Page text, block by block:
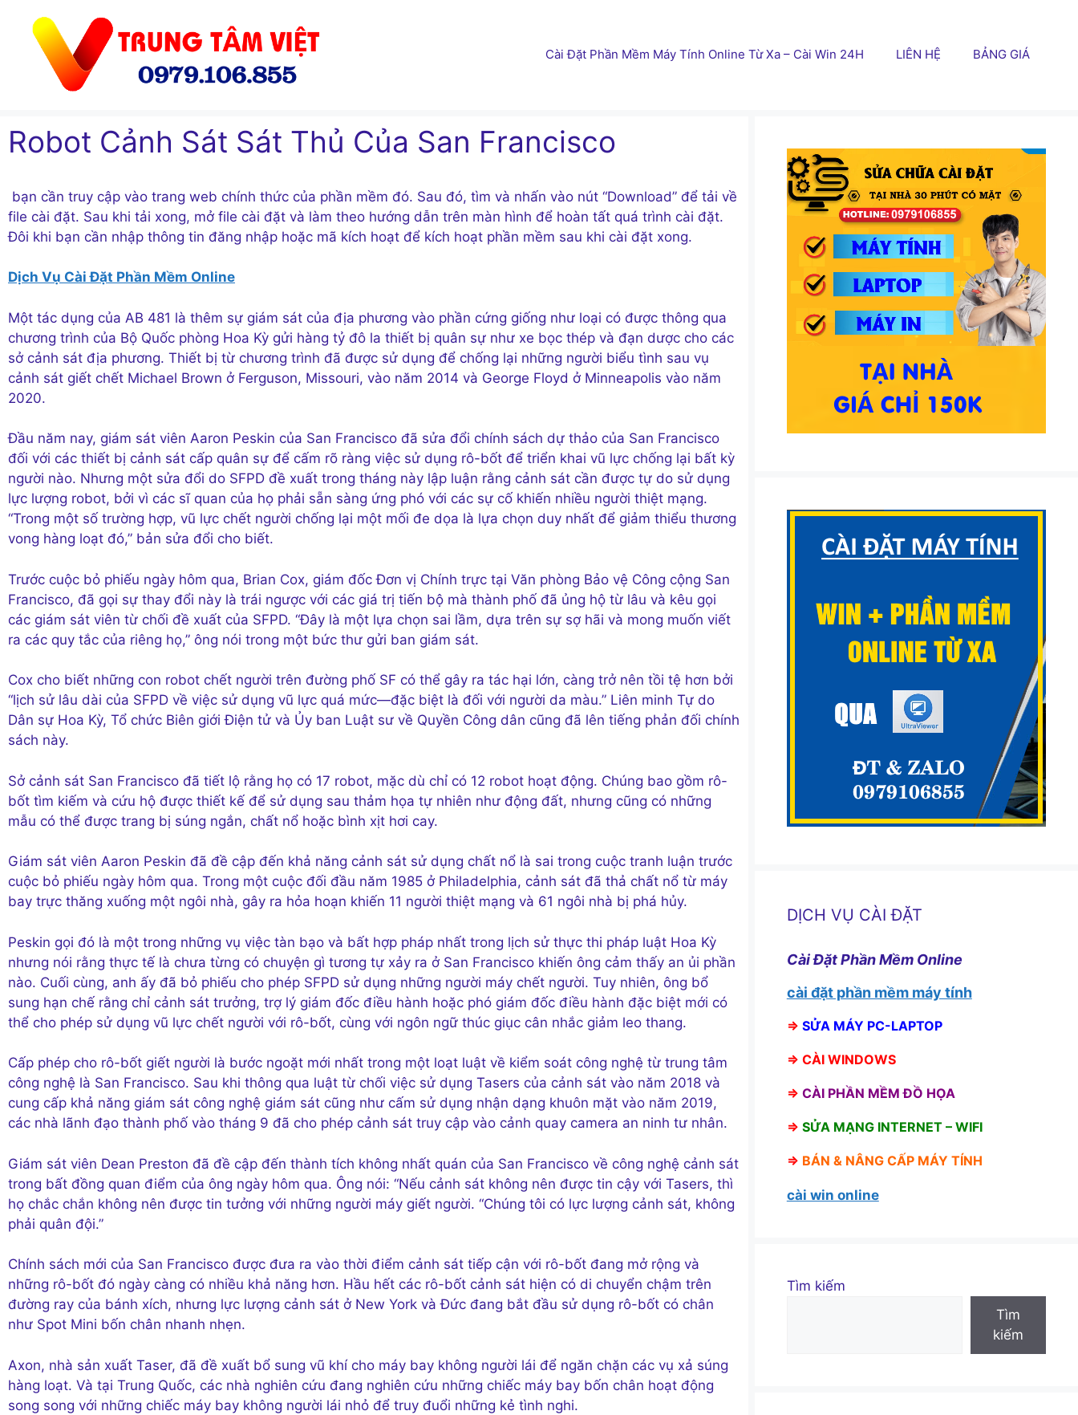
Cài Đặt Phần Mềm Máy Tính Online Từ Xa – Cài Win 24H LIÊN HỆ BẢNG GIÁ
Robot Cảnh Sát Sát Thủ Của San Francisco
bạn cần truy cập vào trang web chính thức của phần mềm đó. Sau đó, tìm và nhấn vào nút “Download” để tải về
file cài đặt. Sau khi tải xong, mở file cài đặt và làm theo hướng dẫn trên màn hình để hoàn tất quá trình cài đặt.
Đôi khi bạn cần nhập thông tin đăng nhập hoặc mã kích hoạt để kích hoạt phần mềm sau khi cài đặt xong.
Dịch Vụ Cài Đặt Phần Mềm Online
Một tác dụng của AB 481 là thêm sự giám sát của địa phương vào phần cứng giống như loại có được thông qua
chương trình của Bộ Quốc phòng Hoa Kỳ gửi hàng tỷ đô la thiết bị quân sự như xe bọc thép và đạn dược cho các
sở cảnh sát địa phương. Thiết bị từ chương trình đã được sử dụng để chống lại những người biểu tình sau vụ
cảnh sát giết chết Michael Brown ở Ferguson, Missouri, vào năm 2014 và George Floyd ở Minneapolis vào năm
2020.
Đầu năm nay, giám sát viên Aaron Peskin của San Francisco đã sửa đổi chính sách dự thảo của San Francisco
đối với các thiết bị cảnh sát cấp quân sự để cấm rõ ràng việc sử dụng rô-bốt để triển khai vũ lực chống lại bất kỳ
người nào. Nhưng một sửa đổi do SFPD đề xuất trong tháng này lập luận rằng cảnh sát cần được tự do sử dụng
lực lượng robot, bởi vì các sĩ quan của họ phải sẵn sàng ứng phó với các sự cố khiến nhiều người thiệt mạng.
“Trong một số trường hợp, vũ lực chết người chống lại một mối đe dọa là lựa chọn duy nhất để giảm thiểu thương
vong hàng loạt đó,” bản sửa đổi cho biết.
Trước cuộc bỏ phiếu ngày hôm qua, Brian Cox, giám đốc Đơn vị Chính trực tại Văn phòng Bảo vệ Công cộng San
Francisco, đã gọi sự thay đổi này là trái ngược với các giá trị tiến bộ mà thành phố đã ủng hộ từ lâu và kêu gọi
các giám sát viên từ chối đề xuất của SFPD. “Đây là một lựa chọn sai lầm, dựa trên sự sợ hãi và mong muốn viết
ra các quy tắc của riêng họ,” ông nói trong một bức thư gửi ban giám sát.
Cox cho biết những con robot chết người trên đường phố SF có thể gây ra tác hại lớn, càng trở nên tồi tệ hơn bởi
“lịch sử lâu dài của SFPD về việc sử dụng vũ lực quá mức—đặc biệt là đối với người da màu.” Liên minh Tự do
Dân sự Hoa Kỳ, Tổ chức Biên giới Điện tử và Ủy ban Luật sư về Quyền Công dân cũng đã lên tiếng phản đối chính
sách này.
Sở cảnh sát San Francisco đã tiết lộ rằng họ có 17 robot, mặc dù chỉ có 12 robot hoạt động. Chúng bao gồm rô-
bốt tìm kiếm và cứu hộ được thiết kế để sử dụng sau thảm họa tự nhiên như động đất, nhưng cũng có những
mẫu có thể được trang bị súng ngắn, chất nổ hoặc bình xịt hơi cay.
Giám sát viên Aaron Peskin đã đề cập đến khả năng cảnh sát sử dụng chất nổ là sai trong cuộc tranh luận trước
cuộc bỏ phiếu ngày hôm qua. Trong một cuộc đối đầu năm 1985 ở Philadelphia, cảnh sát đã thả chất nổ từ máy
bay trực thăng xuống một ngôi nhà, gây ra hỏa hoạn khiến 11 người thiệt mạng và 61 ngôi nhà bị phá hủy.
Peskin gọi đó là một trong những vụ việc tàn bạo và bất hợp pháp nhất trong lịch sử thực thi pháp luật Hoa Kỳ
nhưng nói rằng thực tế là chưa từng có chuyện gì tương tự xảy ra ở San Francisco khiến ông cảm thấy an ủi phần
nào. Cuối cùng, anh ấy đã bỏ phiếu cho phép SFPD sử dụng những người máy chết người. Tuy nhiên, ông bổ
sung hạn chế rằng chỉ cảnh sát trưởng, trợ lý giám đốc điều hành hoặc phó giám đốc điều hành đặc biệt mới có
thể cho phép sử dụng vũ lực chết người với rô-bốt, cùng với ngôn ngữ thúc giục cân nhắc giảm leo thang.
Cấp phép cho rô-bốt giết người là bước ngoặt mới nhất trong một loạt luật về kiểm soát công nghệ từ trung tâm
công nghệ là San Francisco. Sau khi thông qua luật từ chối việc sử dụng Tasers của cảnh sát vào năm 2018 và
cung cấp khả năng giám sát công nghệ giám sát cũng như cấm sử dụng nhận dạng khuôn mặt vào năm 2019,
các nhà lãnh đạo thành phố vào tháng 9 đã cho phép cảnh sát truy cập vào cảnh quay camera an ninh tư nhân.
Giám sát viên Dean Preston đã đề cập đến thành tích không nhất quán của San Francisco về công nghệ cảnh sát
trong bất đồng quan điểm của ông ngày hôm qua. Ông nói: “Nếu cảnh sát không nên được tin cậy với Tasers, thì
họ chắc chắn không nên được tin tưởng với những người máy giết người. “Chúng tôi có lực lượng cảnh sát, không
phải quân đội.”
Chính sách mới của San Francisco được đưa ra vào thời điểm cảnh sát tiếp cận với rô-bốt đang mở rộng và
những rô-bốt đó ngày càng có nhiều khả năng hơn. Hầu hết các rô-bốt cảnh sát hiện có di chuyển chậm trên
đường ray của bánh xích, nhưng lực lượng cảnh sát ở New York và Đức đang bắt đầu sử dụng rô-bốt có chân
như Spot Mini bốn chân nhanh nhẹn.
Axon, nhà sản xuất Taser, đã đề xuất bổ sung vũ khí cho máy bay không người lái để ngăn chặn các vụ xả súng
hàng loạt. Và tại Trung Quốc, các nhà nghiên cứu đang nghiên cứu những chiếc máy bay bốn chân hoạt động
song song với những chiếc máy bay không người lái nhỏ để truy đuổi những kẻ tình nghi.
DỊCH VỤ CÀI ĐẶT
Cài Đặt Phần Mềm Online
cài đặt phần mềm máy tính
⇒ SỬA MÁY PC-LAPTOP
⇒ CÀI WINDOWS
⇒ CÀI PHẦN MỀM ĐỒ HỌA
⇒ SỬA MẠNG INTERNET – WIFI
⇒ BÁN & NÂNG CẤP MÁY TÍNH
cài win online
Tìm kiếm
Tìm
kiếm